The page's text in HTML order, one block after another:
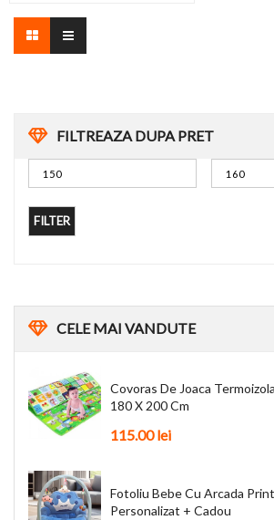
FILTREAZA DUPA PRET
FILTER
CELEMAI VANDUTE
Covoras De Joaca
180 X 200 Cm
115.00lei
Fotoliu Bebe Cu Arcada
Personalizat + Cadou